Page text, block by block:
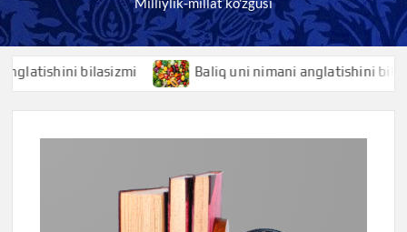
bilasizmi Baliq uni nimani anglatishini bilasizmi